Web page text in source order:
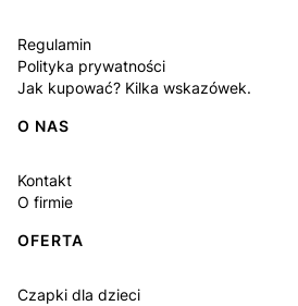
Regulamin
Polityka prywatności
Jak kupować? Kilka wskazówek.
O NAS
Kontakt
O firmie
OFERTA
Czapki dla dzieci